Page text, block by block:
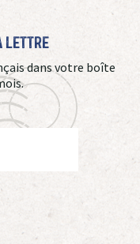
Lettre
dans votre boîte